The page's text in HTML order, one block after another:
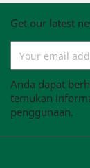
Get our latest
Anda dapat
temukan
penggunaan.